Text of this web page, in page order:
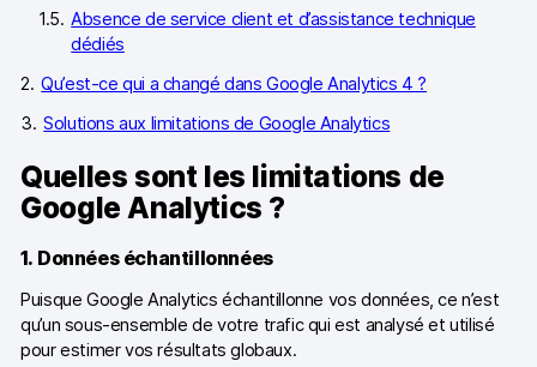
Absence de service client et d’assistance technique
dédiés
Qu’est-ce qui a changé dans Google Analytics 4 ?
Solutions aux limitations de Google Analytics
Quelles sont les limitations de
Google Analytics ?
1. Données échantillonnées
Puisque Google Analytics échantillonne vos données, ce n’est
qu’un sous-ensemble de votre trafic qui est analysé et utilisé
pour estimer vos résultats globaux.